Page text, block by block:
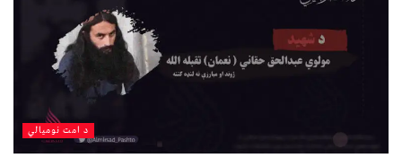
د امت نومیالي